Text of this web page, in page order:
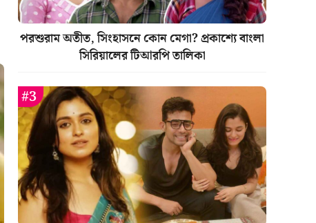
পরশুরাম অতীত, সিংহাসনে কোন মেগা? প্রকাশ্যে বাংলা
সিরিয়ালের টিআরপি তালিকা